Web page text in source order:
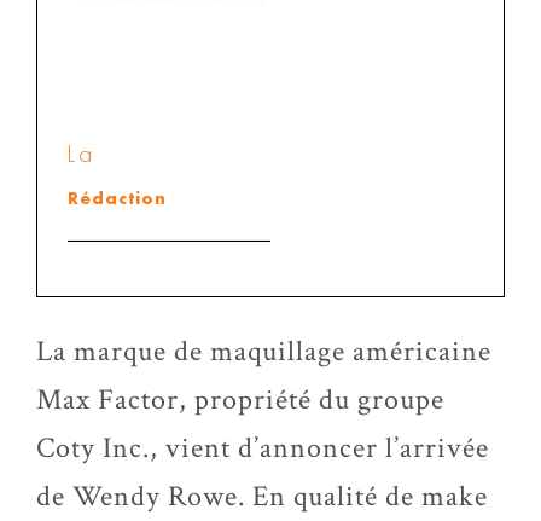
La
Rédaction
La marque de maquillage américaine
Max Factor, propriété du groupe
Coty Inc., vient d’annoncer l’arrivée
de Wendy Rowe. En qualité de make